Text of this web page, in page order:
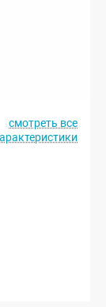
смотреть все